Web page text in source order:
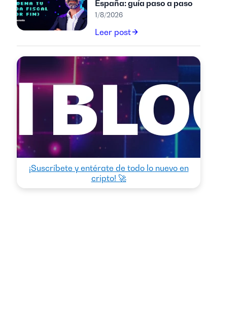
España: guía paso a paso
1/8/2026
Leer post
¡Suscríbete y entérate de todo lo nuevo en
cripto! 🚀